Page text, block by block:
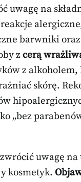
uwagę na
barwniki
zcerą
z alkoholem,
skórę.
„bez
uwagę na
kosmetyk.